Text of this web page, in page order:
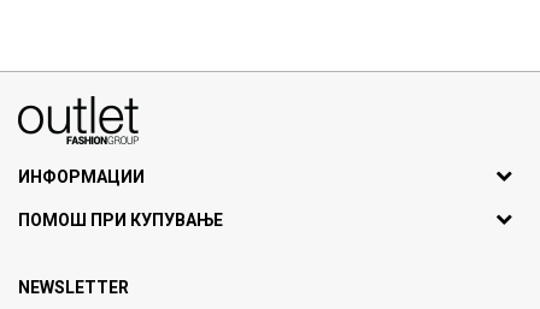
Е-меил
Порака
ИНФОРМАЦИИ
За нас
Продавница
ПОМОШ ПРИ КУПУВАЊЕ
Политика на приватност
NEWSLETTER